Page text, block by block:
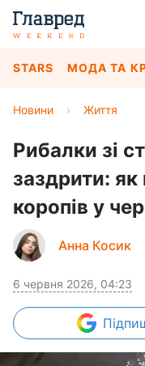
STARS МОДА ТА
Новини › Життя
Рибалки зі
заздрити: як
коропів у
Анна Косик
6 червня 2026, 04:23